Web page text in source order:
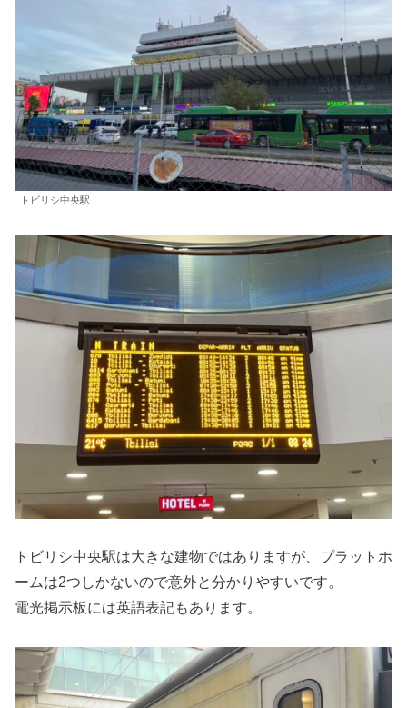
トビリシ中央駅
トビリシ中央駅は大きな建物ではありますが、プラットホ
ームは2つしかないので意外と分かりやすいです。
電光掲示板には英語表記もあります。